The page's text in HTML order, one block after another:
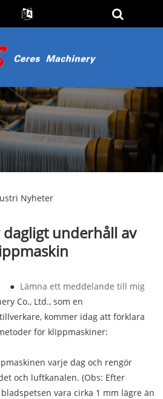
Nyheter
underhåll av
● Lämna ett meddelande till mig
Co., Ltd., som en
tillverkare, kommer idag att förklara
för klippmaskiner:
varje dag och rengör
och luftkanalen. (Obs: Efter
vara cirka 1 mm lägre än